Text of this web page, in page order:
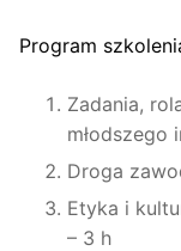
Program
Zadania,
młodszego
Droga
Etyka i
– 3 h